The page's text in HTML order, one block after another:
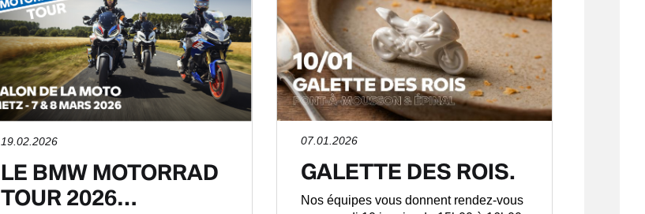
19.02.2026
LE BMW MOTORRAD
TOUR 2026…
07.01.2026
GALETTE DES ROIS.
Nos équipes vous donnent rendez-vous